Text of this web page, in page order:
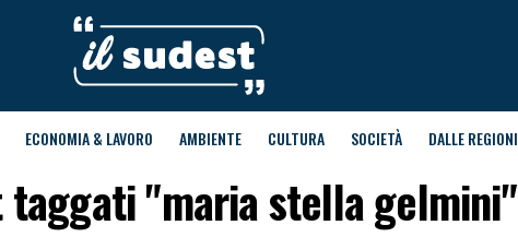
ECONOMIA & LAVORO AMBIENTE CULTURA SOCIETÀ DALLE REGIONI
"maria stella gelmini"